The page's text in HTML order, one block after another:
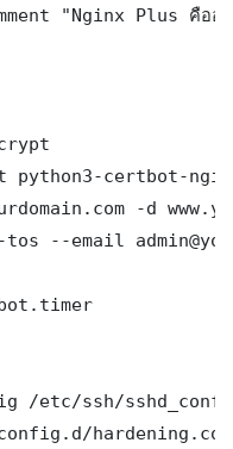
"Nginx Plus คื
certbot-
-d
--email
/etc/ssh/